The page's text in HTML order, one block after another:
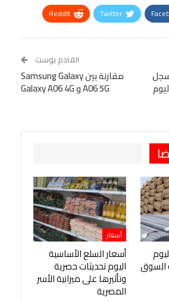
Twitter
ReddIt
StumbleUpon
VK
BlackBerry
Viber
عيار 21 يسجل
القادم بوست
مقارنة بين Samsung Galaxy
A06 5G و Galaxy A06 4G
السوق
أسعار
أسعار السلع الأساسية
اليوم تحديثات حصرية
وتأثيرها على ميزانية الأسر
المصرية